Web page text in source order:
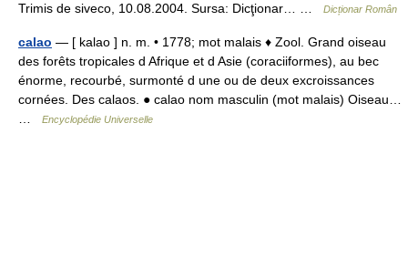
Trimis de siveco, 10.08.2004. Sursa: Dicţionar… …
Dicționar Român
calao — [ kalao ] n. m. • 1778; mot malais ♦ Zool. Grand oiseau
des forêts tropicales d Afrique et d Asie (coraciiformes), au bec
énorme, recourbé, surmonté d une ou de deux excroissances
cornées. Des calaos. ● calao nom masculin (mot malais) Oiseau…
Encyclopédie Universelle